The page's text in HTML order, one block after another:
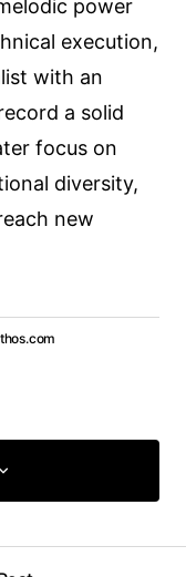
power
execution,
with an
a solid
focus on
diversity,
new